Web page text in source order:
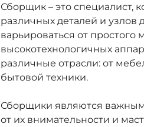
Сборщик – это специалист,
различных деталей и узлов
варьироваться от
высокотехнологичных
различные отрасли: от
бытовой техники.
Сборщики являются
от их внимательности и